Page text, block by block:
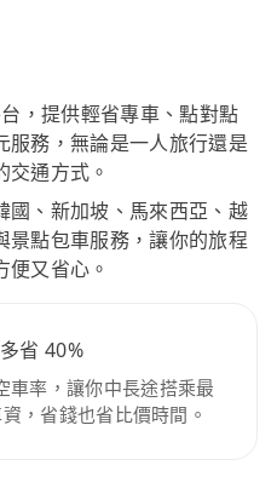
，提供輕省專車、點對點
服務，無論是一人旅行還是
通方式。
國、新加坡、馬來西亞、越
景點包車服務，讓你的旅程
又省心。
省 40%
車率，讓你中長途搭乘最
，省錢也省比價時間。